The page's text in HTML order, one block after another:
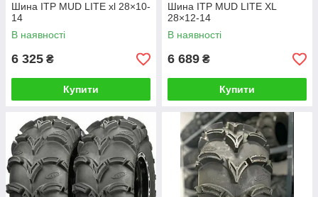
Шина ITP MUD LITE xl 28×10-
14
В наявності
6 325 ₴
Купити
Шина ITP MUD LITE XL
28×12-14
В наявності
6 689 ₴
Купити